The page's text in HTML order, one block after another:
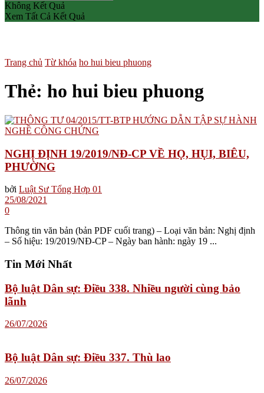
Không Kết Quả
Xem Tất Cả Kết Quả
Trang chủ Từ khóa ho hui bieu phuong
Thẻ: ho hui bieu phuong
NGHỊ ĐỊNH 19/2019/NĐ-CP VỀ HỌ, HỤI, BIÊU,
PHƯỜNG
bởi Luật Sư Tổng Hợp 01
25/08/2021
0
Thông tin văn bản (bản PDF cuối trang) – Loại văn bản: Nghị định
– Số hiệu: 19/2019/NĐ-CP – Ngày ban hành: ngày 19 ...
Tin Mới Nhất
Bộ luật Dân sự: Điều 338. Nhiều người cùng bảo
lãnh
26/07/2026
Bộ luật Dân sự: Điều 337. Thù lao
26/07/2026